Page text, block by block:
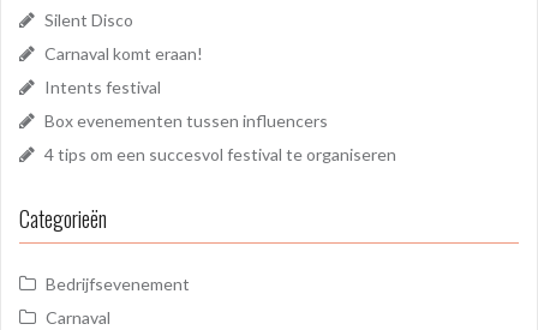
Silent Disco
Carnaval komt eraan!
Intents festival
Box evenementen tussen influencers
4 tips om een succesvol festival te organiseren
Categorieën
Bedrijfsevenement
Carnaval